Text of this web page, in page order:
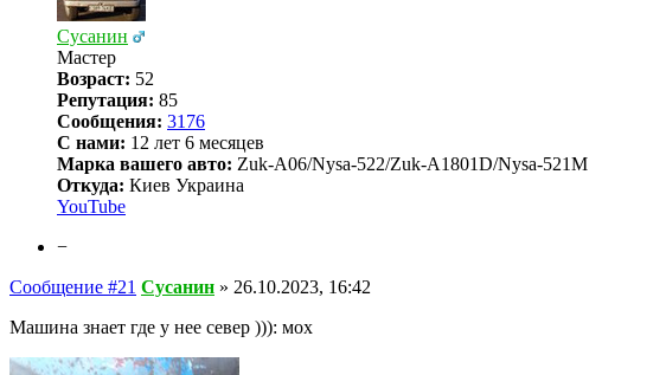
Сусанин
Мастер
Возраст: 52
Репутация: 85
Сообщения: 3176
С нами: 12 лет 6 месяцев
Марка вашего авто: Zuk-A06/Nysa-522/Zuk-A1801D/Nysa-521M
Откуда: Киев Украина
YouTube
−
Сообщение #21 Сусанин » 26.10.2023, 16:42
Машина знает где у нее север ))): мох